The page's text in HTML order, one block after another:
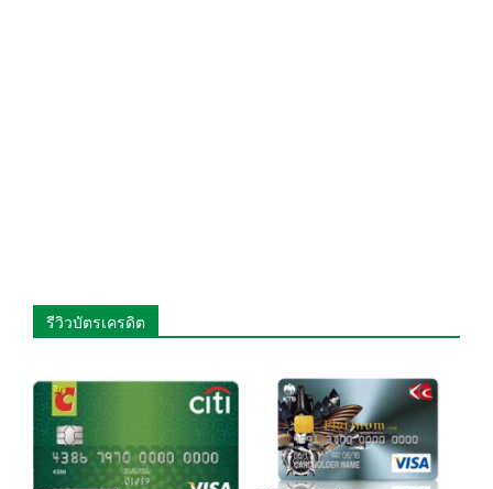
รีวิวบัตรเครดิต